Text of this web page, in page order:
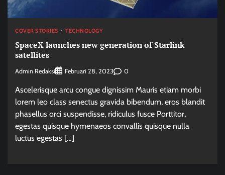
COVER STORIES TECHNOLOGY
SpaceX launches new generation of Starlink
satellites
Admin Redaksi Februari 28, 2023 0
Ascelerisque arcu congue dignissim Mauris etiam morbi
lorem leo class senectus gravida bibendum, eros blandit
phasellus orci suspendisse, ridiculus fusce Porttitor,
egestas quisque hymenaeos convallis quisque nulla
luctus egestas […]